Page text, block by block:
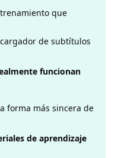
que
de subtítulos
funcionan
forma más sincera de
de aprendizaje